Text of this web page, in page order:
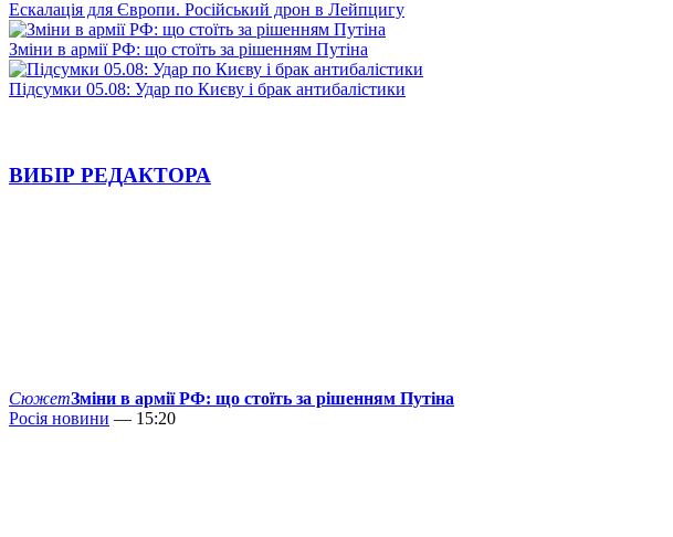
Ескалація для Європи. Російський дрон в Лейпцигу
Зміни в армії РФ: що стоїть за рішенням Путіна
Підсумки 05.08: Удар по Києву і брак антибалістики
ВИБІР РЕДАКТОРА
СюжетЗміни в армії РФ: що стоїть за рішенням Путіна
Росія новини — 15:20